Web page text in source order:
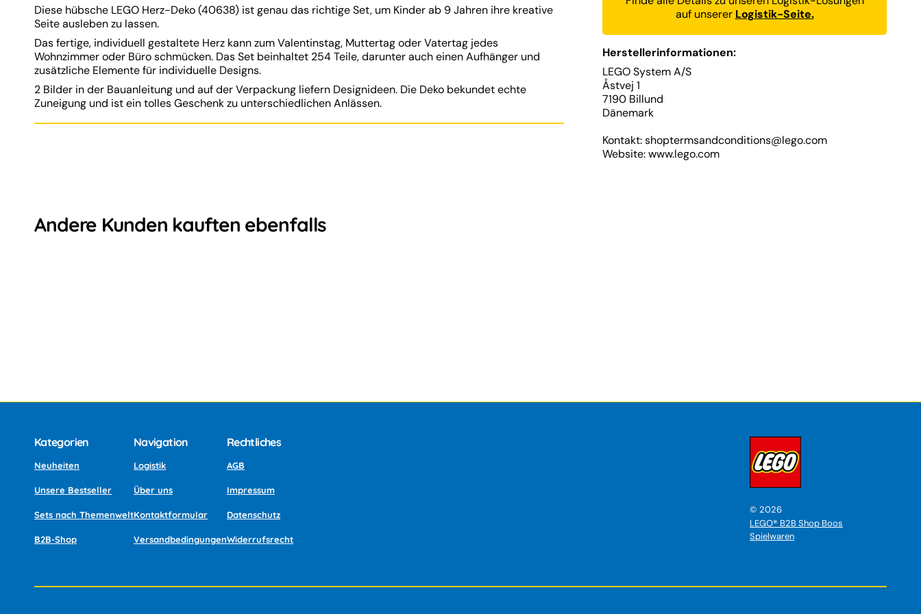
Diese hübsche LEGO Herz-Deko (40638) ist genau das richtige Set, um Kinder ab 9 Jahren ihre kreative
Seite ausleben zu lassen.
Das fertige, individuell gestaltete Herz kann zum Valentinstag, Muttertag oder Vatertag jedes
Wohnzimmer oder Büro schmücken. Das Set beinhaltet 254 Teile, darunter auch einen Aufhänger und
zusätzliche Elemente für individuelle Designs.
2 Bilder in der Bauanleitung und auf der Verpackung liefern Designideen. Die Deko bekundet echte
Zuneigung und ist ein tolles Geschenk zu unterschiedlichen Anlässen.
auf unserer Logistik-Seite.
Herstellerinformationen:
LEGO System A/S
Åstvej 1
7190 Billund
Dänemark
Kontakt: shoptermsandconditions@lego.com
Website: www.lego.com
Andere Kunden kauften ebenfalls
Kategorien
Neuheiten
Unsere Bestseller
Sets nach Themenwelt
B2B-Shop
Navigation
Logistik
Über uns
Kontaktformular
Versandbedingungen
Rechtliches
AGB
Impressum
Datenschutz
Widerrufsrecht
© 2026
LEGO® B2B Shop Boos
Spielwaren